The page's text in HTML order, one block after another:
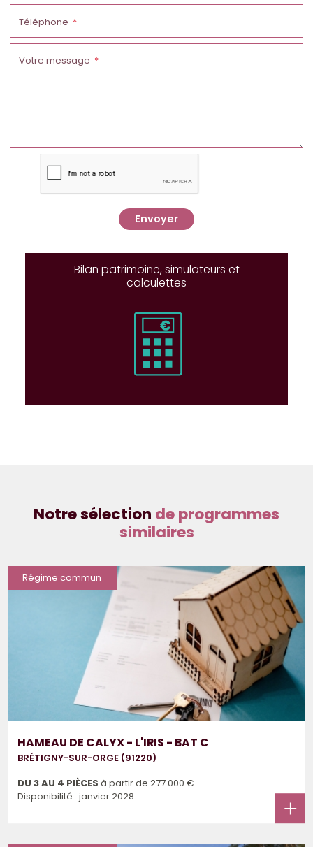
Téléphone
Votre message
Envoyer
Bilan patrimoine, simulateurs et
calculettes
Notre sélection de programmes
similaires
Régime commun
HAMEAU DE CALYX - L'IRIS - BAT C
BRÉTIGNY-SUR-ORGE (91220)
DU 3 AU 4 PIÈCES à partir de 277 000 €
Disponibilité : janvier 2028